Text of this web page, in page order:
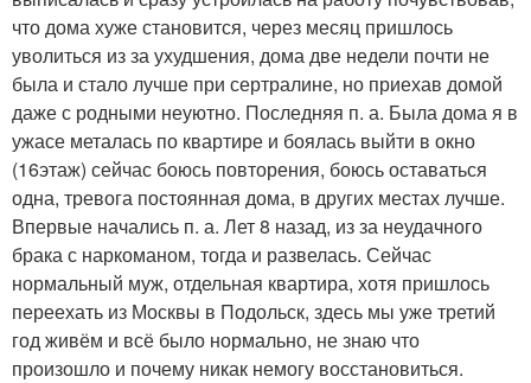
что дома хуже становится, через месяц пришлось
уволиться из за ухудшения, дома две недели почти не
была и стало лучше при сертралине, но приехав домой
даже с родными неуютно. Последняя п. а. Была дома я в
ужасе металась по квартире и боялась выйти в окно
(16этаж) сейчас боюсь повторения, боюсь оставаться
одна, тревога постоянная дома, в других местах лучше.
Впервые начались п. а. Лет 8 назад, из за неудачного
брака с наркоманом, тогда и развелась. Сейчас
нормальный муж, отдельная квартира, хотя пришлось
переехать из Москвы в Подольск, здесь мы уже третий
год живём и всё было нормально, не знаю что
произошло и почему никак немогу восстановиться.